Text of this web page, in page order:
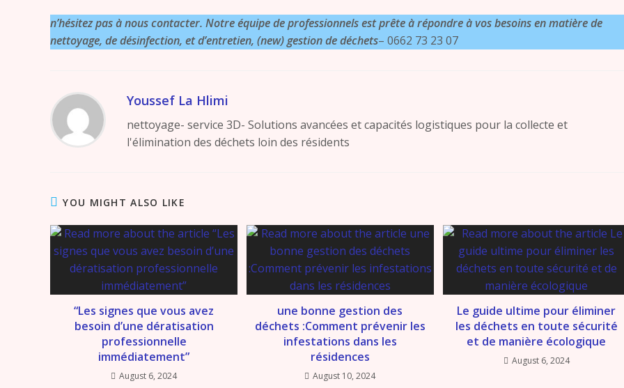
n’hésitez pas à nous contacter. Notre équipe de professionnels est prête à répondre à vos besoins en matière de
nettoyage, de désinfection, et d’entretien, (new) gestion de déchets– 0662 73 23 07
Youssef La Hlimi
nettoyage- service 3D- Solutions avancées et capacités logistiques pour la collecte et
l'élimination des déchets loin des résidents
YOU MIGHT ALSO LIKE
“Les signes que vous avez
besoin d’une dératisation
professionnelle
immédiatement”
August 6, 2024
une bonne gestion des
déchets :Comment prévenir les
infestations dans les
résidences
August 10, 2024
Le guide ultime pour éliminer
les déchets en toute sécurité
et de manière écologique
August 6, 2024